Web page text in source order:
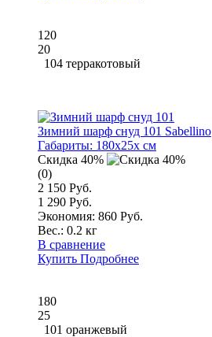
120
20
104 терракотовый
Зимний шарф снуд 101 Sabellino
Габариты: 180x25x см
Скидка 40%
(0)
2 150 Руб.
1 290 Руб.
Экономия: 860 Руб.
Вес.: 0.2 кг
В сравнение
Купить Подробнее
180
25
101 оранжевый